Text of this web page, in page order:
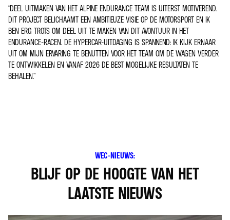
“DEEL UITMAKEN VAN HET ALPINE ENDURANCE TEAM IS UITERST MOTIVEREND.
DIT PROJECT BELICHAAMT EEN AMBITIEUZE VISIE OP DE MOTORSPORT EN IK
BEN ERG TROTS OM DEEL UIT TE MAKEN VAN DIT AVONTUUR IN HET
ENDURANCE-RACEN. DE HYPERCAR-UITDAGING IS SPANNEND: IK KIJK ERNAAR
UIT OM MIJN ERVARING TE BENUTTEN VOOR HET TEAM OM DE WAGEN VERDER
TE ONTWIKKELEN EN VANAF 2026 DE BEST MOGELIJKE RESULTATEN TE
BEHALEN.”
WEC-NIEUWS:
BLIJF OP DE HOOGTE VAN HET
LAATSTE NIEUWS